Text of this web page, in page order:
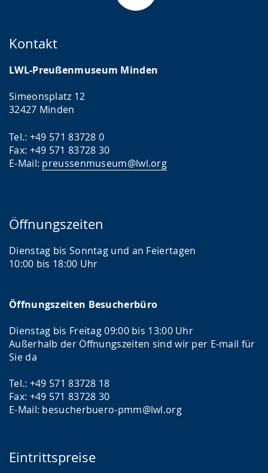
Kontakt
LWL-Preußenmuseum Minden
Simeonsplatz 12
32427 Minden
Tel.: +49 571 83728 0
Fax: +49 571 83728 30
E-Mail: preussenmuseum@lwl.org
Öffnungszeiten
Dienstag bis Sonntag und an Feiertagen
10:00 bis 18:00 Uhr
Öffnungszeiten Besucherbüro
Dienstag bis Freitag 09:00 bis 13:00 Uhr
Außerhalb der Öffnungszeiten sind wir per E-mail für
Sie da
Tel.: +49 571 83728 18
Fax: +49 571 83728 30
E-Mail: besucherbuero-pmm@lwl.org
Eintrittspreise